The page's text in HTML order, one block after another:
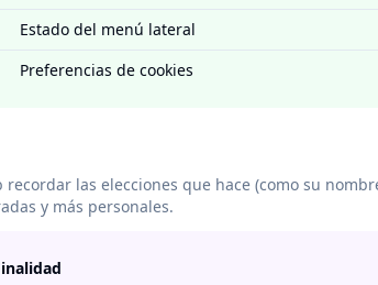
Estado del menú lateral
Preferencias de cookies
las elecciones que hace (como su
y más personales.